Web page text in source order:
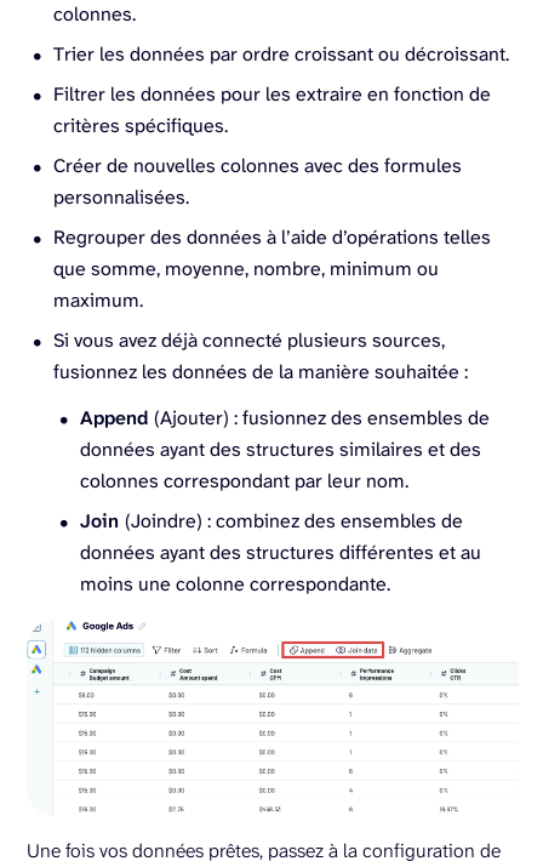
colonnes.
Trier les données par ordre croissant ou décroissant.
Filtrer les données pour les extraire en fonction de
critères spécifiques.
Créer de nouvelles colonnes avec des formules
personnalisées.
Regrouper des données à l’aide d’opérations telles
que somme, moyenne, nombre, minimum ou
maximum.
Si vous avez déjà connecté plusieurs sources,
fusionnez les données de la manière souhaitée :
Append (Ajouter) : fusionnez des ensembles de
données ayant des structures similaires et des
colonnes correspondant par leur nom.
Join (Joindre) : combinez des ensembles de
données ayant des structures différentes et au
moins une colonne correspondante.
Une fois vos données prêtes, passez à la configuration de